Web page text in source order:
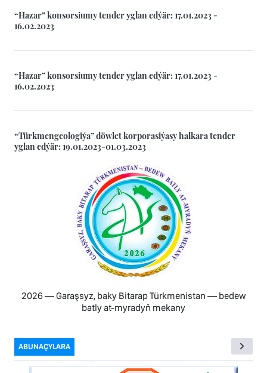
“Hazar” konsorsiumy tender yglan edýär: 17.01.2023 -
16.02.2023
“Hazar” konsorsiumy tender yglan edýär: 17.01.2023 -
16.02.2023
“Türkmengeologiýa” döwlet korporasiýasy halkara tender
yglan edýär: 19.01.2023-01.03.2023
2026 — Garaşsyz, baky Bitarap Türkmenistan — bedew
batly at-myradyň mekany
ABUNAÇYLARA